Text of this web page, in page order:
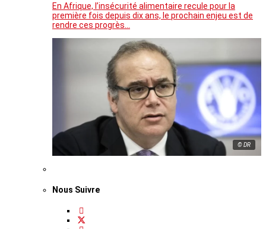
En Afrique, l’insécurité alimentaire recule pour la
première fois depuis dix ans, le prochain enjeu est de
rendre ces progrès…
© DR
Nous Suivre